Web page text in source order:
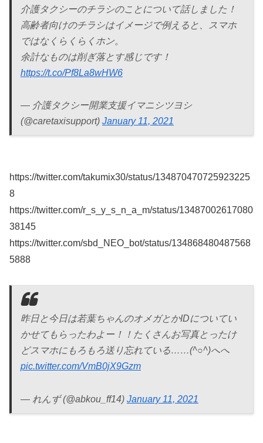
介護タクシーのチラシのことについて話しました！
高齢者向けのチラシはイメージで例えると、スマホ
ではなくらくらくホン。
余計なものは削ぎ落とす感じです！
https://t.co/Pf8La8wHW6
— 介護タクシー開業支援イマニシツヨシ
(@caretaxisupport) January 11, 2021
https://twitter.com/takumix30/status/134870470725923225
8
https://twitter.com/r_s_y_s_n_a_m/status/13487002617080
38145
https://twitter.com/sbd_NEO_bot/status/134868480487568
5888
昨日と今日は若葉ちゃんのオメガとかIDについてい
かせてもらったわよー！！たくさんお写真とったけ
どスマホにもろもろ送り忘れている……(^○^)へへ
pic.twitter.com/VmB0jX9Gzm
— れんず (@abkou_ff14) January 11, 2021